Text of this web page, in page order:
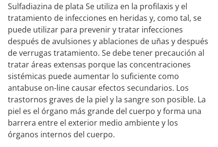
Sulfadiazina de plata Se utiliza en la profilaxis y el
tratamiento de infecciones en heridas y, como tal, se
puede utilizar para prevenir y tratar infecciones
después de avulsiones y ablaciones de uñas y después
de verrugas tratamiento. Se debe tener precaución al
tratar áreas extensas porque las concentraciones
sistémicas puede aumentar lo suficiente como
antabuse on-line causar efectos secundarios. Los
trastornos graves de la piel y la sangre son posible. La
piel es el órgano más grande del cuerpo y forma una
barrera entre el exterior medio ambiente y los
órganos internos del cuerpo.